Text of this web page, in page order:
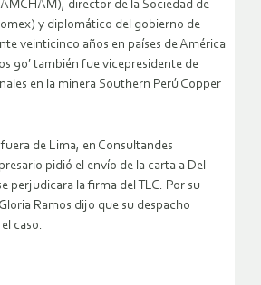
director de la Sociedad de
y diplomático del gobierno de
veinticinco años en países de América
90′ también fue vicepresidente de
en la minera Southern Perú Copper
de Lima, en Consultandes
pidió el envío de la carta a Del
perjudicara la firma del TLC. Por su
Ramos dijo que su despacho
caso.